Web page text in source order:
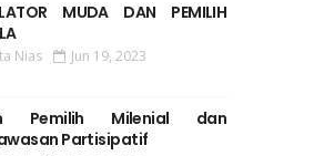
MUDA DAN PEMILIH
Nias Jun 19, 2023
Pemilih Milenial dan
Partisipatif